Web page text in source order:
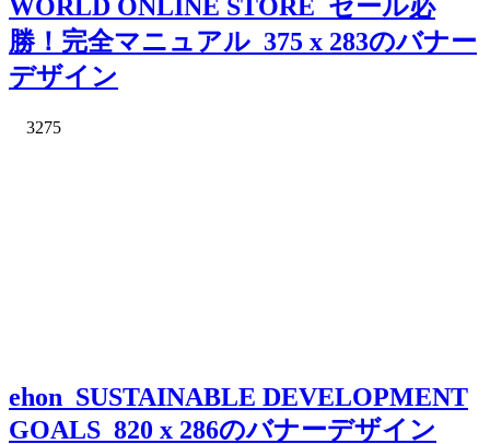
WORLD ONLINE STORE_セール必
勝！完全マニュアル_375 x 283のバナー
デザイン
3275
ehon_SUSTAINABLE DEVELOPMENT
GOALS_820 x 286のバナーデザイン